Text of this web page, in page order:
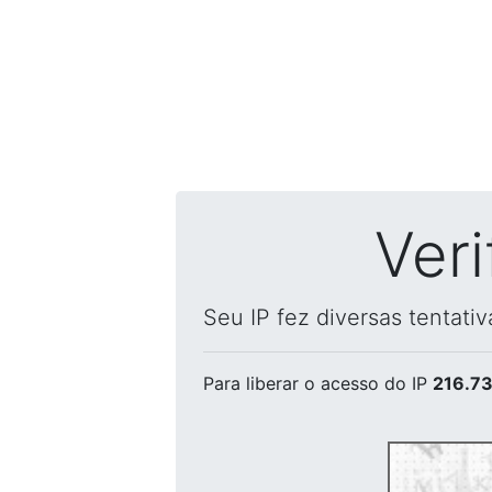
Seu IP fez diversas
Para liberar o acesso do IP